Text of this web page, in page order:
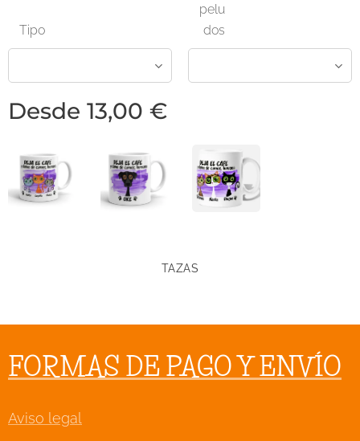
Tipo
pelu
dos
Desde 13,00 €
TAZAS
FORMAS DE PAGO Y ENVÍO
Aviso legal